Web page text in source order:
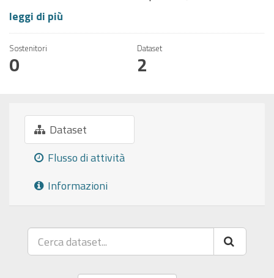
leggi di più
Sostenitori
0
Dataset
2
Dataset
Flusso di attività
Informazioni